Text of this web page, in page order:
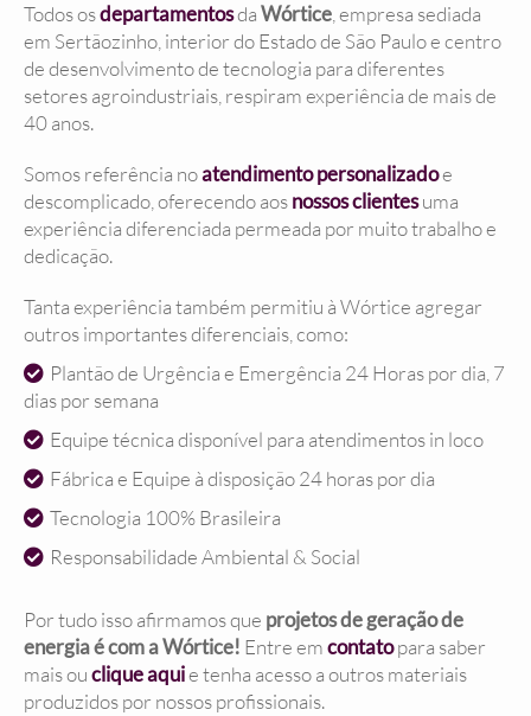
Todos osdepartamentosdaWórtice, empresa sediada
em Sertãozinho, interior do Estado de São Paulo e centro
de desenvolvimento de tecnologia para diferentes
setores agroindustriais, respiram experiência de mais de
40 anos.
Somos referência noatendimento personalizadoe
descomplicado, oferecendo aosnossos clientesuma
experiência diferenciada permeada por muito trabalho e
dedicação.
Tanta experiência também permitiu à Wórtice agregar
outros importantes diferenciais, como:
Plantão de Urgência e Emergência 24 Horas por dia, 7
dias por semana
Equipe técnica disponível para atendimentos in loco
Fábrica e Equipe à disposição 24 horas por dia
Tecnologia 100% Brasileira
Responsabilidade Ambiental & Social
Por tudo isso afirmamos que projetos de geração de
energia é com a Wórtice! Entre emcontatopara saber
mais ouclique aquie tenha acesso a outros materiais
produzidos por nossos profissionais.